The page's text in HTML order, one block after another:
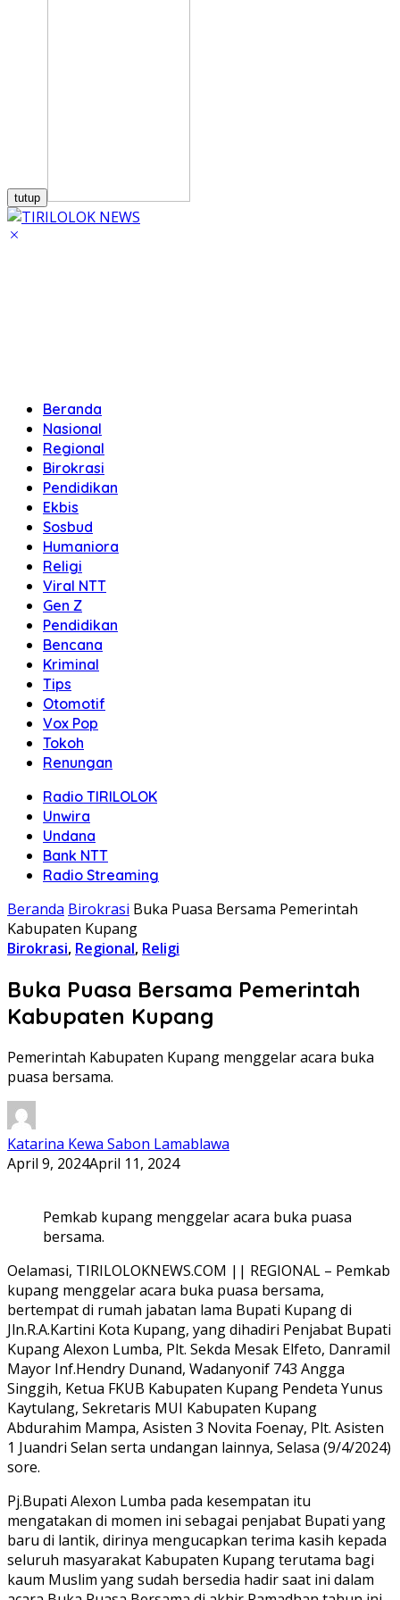
tutup
Beranda
Nasional
Regional
Birokrasi
Pendidikan
Ekbis
Sosbud
Humaniora
Religi
Viral NTT
Gen Z
Pendidikan
Bencana
Kriminal
Tips
Otomotif
Vox Pop
Tokoh
Renungan
Radio TIRILOLOK
Unwira
Undana
Bank NTT
Radio Streaming
Beranda Birokrasi Buka Puasa Bersama Pemerintah
Kabupaten Kupang
Birokrasi, Regional, Religi
Buka Puasa Bersama Pemerintah
Kabupaten Kupang
Pemerintah Kabupaten Kupang menggelar acara buka
puasa bersama.
Katarina Kewa Sabon Lamablawa
April 9, 2024April 11, 2024
Pemkab kupang menggelar acara buka puasa
bersama.
Oelamasi, TIRILOLOKNEWS.COM || REGIONAL – Pemkab
kupang menggelar acara buka puasa bersama,
bertempat di rumah jabatan lama Bupati Kupang di
Jln.R.A.Kartini Kota Kupang, yang dihadiri Penjabat Bupati
Kupang Alexon Lumba, Plt. Sekda Mesak Elfeto, Danramil
Mayor Inf.Hendry Dunand, Wadanyonif 743 Angga
Singgih, Ketua FKUB Kabupaten Kupang Pendeta Yunus
Kaytulang, Sekretaris MUI Kabupaten Kupang
Abdurahim Mampa, Asisten 3 Novita Foenay, Plt. Asisten
1 Juandri Selan serta undangan lainnya, Selasa (9/4/2024)
sore.
Pj.Bupati Alexon Lumba pada kesempatan itu
mengatakan di momen ini sebagai penjabat Bupati yang
baru di lantik, dirinya mengucapkan terima kasih kepada
seluruh masyarakat Kabupaten Kupang terutama bagi
kaum Muslim yang sudah bersedia hadir saat ini dalam